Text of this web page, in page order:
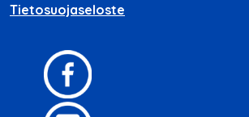
Tietosuojaseloste